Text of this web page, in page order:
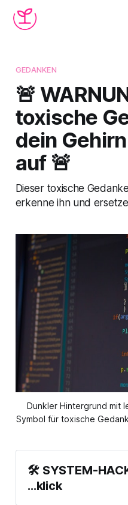
GEDANKEN
🚨
toxische
dein
auf 🚨
Dieser toxische
erkenne ihn und
Dunkler Hintergrund mit
Symbol für toxische
🛠 SYSTEM-
...klick